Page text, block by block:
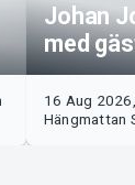
Johan
med
16 Aug
Hängmattan